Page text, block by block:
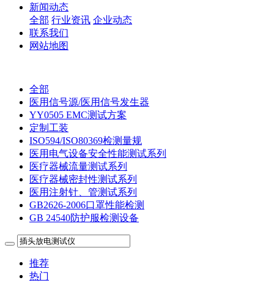
新闻动态
全部 行业资讯 企业动态
联系我们
网站地图
全部
医用信号源/医用信号发生器
YY0505 EMC测试方案
定制工装
ISO594/ISO80369检测量规
医用电气设备安全性能测试系列
医疗器械流量测试系列
医疗器械密封性测试系列
医用注射针、管测试系列
GB2626-2006口罩性能检测
GB 24540防护服检测设备
推荐
热门